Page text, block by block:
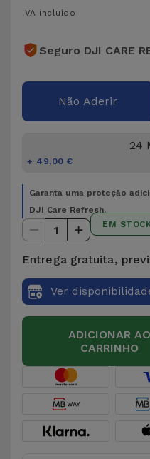
Outras
Gadgets
Higiene
Carteiras,
Malas
Localizadores
Mobilidade,
Auto e
Bicicleta
Acessórios
IVA incluído
Seguro DJI CARE
Não Aderir
+ 49,00 €
Garanta uma proteção
DJI Care Refresh.
1 EM
Entrega gratuita,
Ver
ADICIONAR AO
CARRINHO